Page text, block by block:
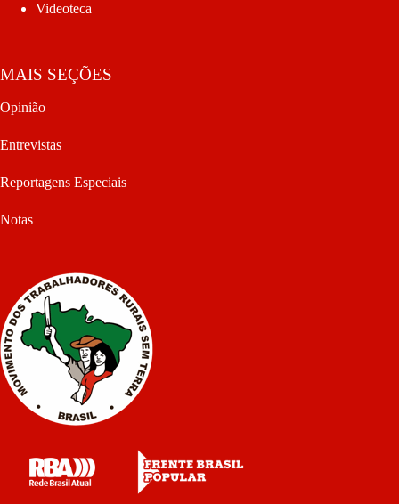
Videoteca
MAIS SEÇÕES
Opinião
Entrevistas
Reportagens Especiais
Notas